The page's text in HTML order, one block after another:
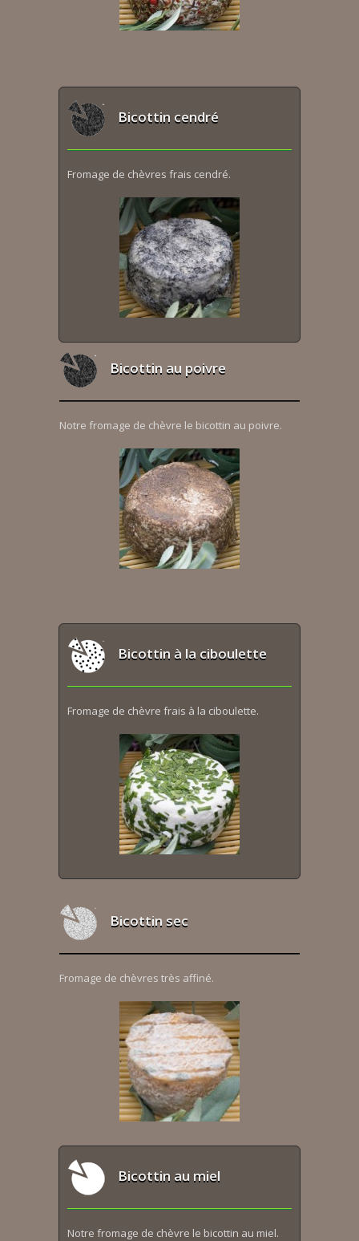
Bicottin cendré
Fromage de chèvres frais cendré.
Bicottin au poivre
Notre fromage de chèvre le bicottin au poivre.
Bicottin à la ciboulette
Fromage de chèvre frais à la ciboulette.
Bicottin sec
Fromage de chèvres très affiné.
Bicottin au miel
Notre fromage de chèvre le bicottin au miel.